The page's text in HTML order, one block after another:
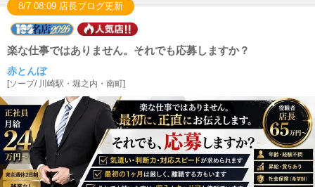
8/7 08:09 店長ブログ更新
楽な仕事ではありません。それでも応募しますか？
赤とんぼ
[ソープ/ 川崎駅・堀之内・南町]